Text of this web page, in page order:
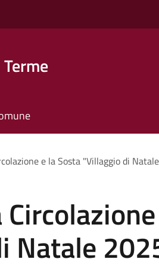
e la Sosta "Villaggio di
Natale